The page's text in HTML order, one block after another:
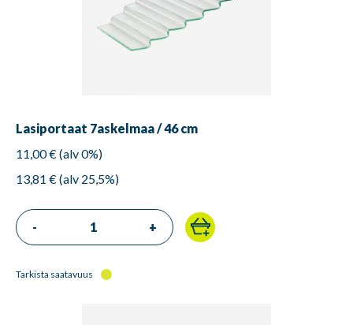
Lasiportaat 7askelmaa / 46 cm
11,00 € (alv 0%)
13,81 € (alv 25,5%)
- +
Tarkista saatavuus